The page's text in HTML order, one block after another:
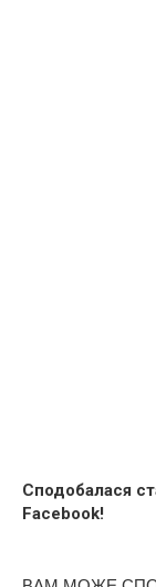
Сподобалася
Facebook!